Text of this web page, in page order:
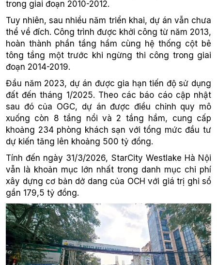
trong giai đoạn 2010-2012.
Tuy nhiên, sau nhiều năm triển khai, dự án vẫn chưa
thể về đích. Công trình được khởi công từ năm 2013,
hoàn thành phần tầng hầm cùng hệ thống cột bê
tông tầng một trước khi ngừng thi công trong giai
đoạn 2014-2019.
Đầu năm 2023, dự án được gia hạn tiến độ sử dụng
đất đến tháng 1/2025. Theo các báo cáo cập nhật
sau đó của OGC, dự án được điều chỉnh quy mô
xuống còn 8 tầng nổi và 2 tầng hầm, cung cấp
khoảng 234 phòng khách sạn với tổng mức đầu tư
dự kiến tăng lên khoảng 500 tỷ đồng.
Tính đến ngày 31/3/2026, StarCity Westlake Hà Nội
vẫn là khoản mục lớn nhất trong danh mục chi phí
xây dựng cơ bản dở dang của OCH với giá trị ghi sổ
gần 179,5 tỷ đồng.